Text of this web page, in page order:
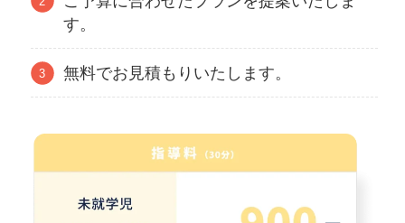
す。
無料でお見積もりいたします。